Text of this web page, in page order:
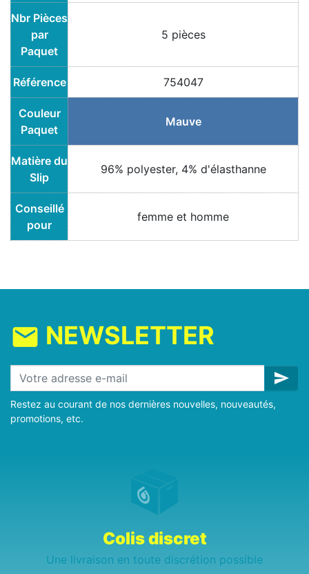
Nbr Pièces
par
Paquet
5 pièces
Référence 754047
Couleur
Paquet
Mauve
Matière du
Slip
96% polyester, 4% d'élasthanne
Conseillé
pour
femme et homme
mail NEWSLETTER
send
Restez au courant de nos dernières nouvelles, nouveautés,
promotions, etc.
Colis discret
Une livraison en toute discrétion possible